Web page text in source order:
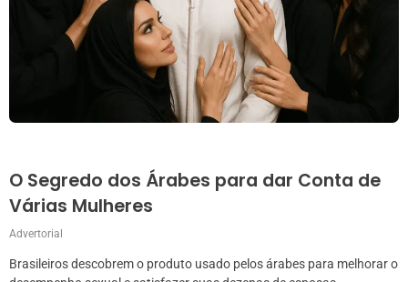
O Segredo dos Árabes para dar Conta de
Várias Mulheres
Advertorial
Brasileiros descobrem o produto usado pelos árabes para melhorar o